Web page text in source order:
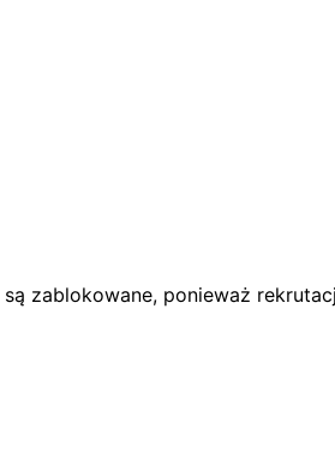
zablokowane, ponieważ